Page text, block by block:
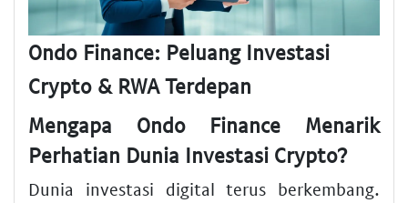
Ondo Finance: Peluang Investasi
Crypto & RWA Terdepan
Mengapa Ondo Finance Menarik
Perhatian Dunia Investasi Crypto?
Dunia investasi digital terus berkembang.